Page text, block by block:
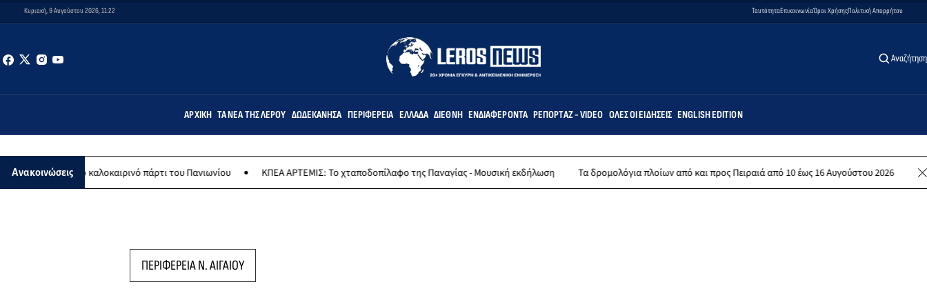
Κυριακή, 9 Αυγούστου 2026, 11:22 ΤαυτότηταΕπικοινωνίαΌροι ΧρήσηςΠολιτική Απορρήτου
Αναζήτηση
ΑΡΧΙΚΉ ΤΑ ΝΈΑ ΤΗΣ ΛΈΡΟΥ ΔΩΔΕΚΆΝΗΣΑ ΠΕΡΙΦΈΡΕΙΑ ΕΛΛΆΔΑ ΔΙΕΘΝΉ ΕΝΔΙΑΦΈΡΟΝΤΑ ΡΕΠΟΡΤΆΖ - VIDEO ΌΛΕΣ ΟΙ ΕΙΔΉΣΕΙΣ ENGLISH EDITION
Ανακοινώσεις
καλοκαιρινό πάρτι του Πανιωνίου ΚΠΕΑ ΑΡΤΕΜΙΣ: Το χταποδοπίλαφο της Παναγίας - Μουσική εκδήλωση Τα δρομολόγια πλοίων από και προς Πειραιά από 10 έως 16 Αυγούστου 2026 Λέρος:
ΠΕΡΙΦΕΡΕΙΑ Ν. ΑΙΓΑΙΟΥ